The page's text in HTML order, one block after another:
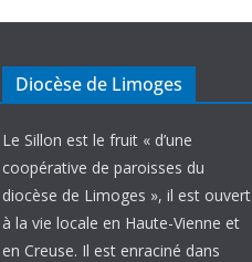
Diocèse de Limoges
Le Sillon est le fruit « d’une
coopérative de paroisses du
diocèse de Limoges », il est ouvert
à la vie locale en Haute-Vienne et
en Creuse. Il est enraciné dans